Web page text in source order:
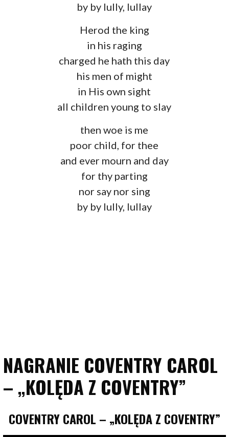
by by lully, lullay
Herod the king
in his raging
charged he hath this day
his men of might
in His own sight
all children young to slay
then woe is me
poor child, for thee
and ever mourn and day
for thy parting
nor say nor sing
by by lully, lullay
NAGRANIE COVENTRY CAROL
– „KOLĘDA Z COVENTRY”
COVENTRY CAROL – „KOLĘDA Z COVENTRY”